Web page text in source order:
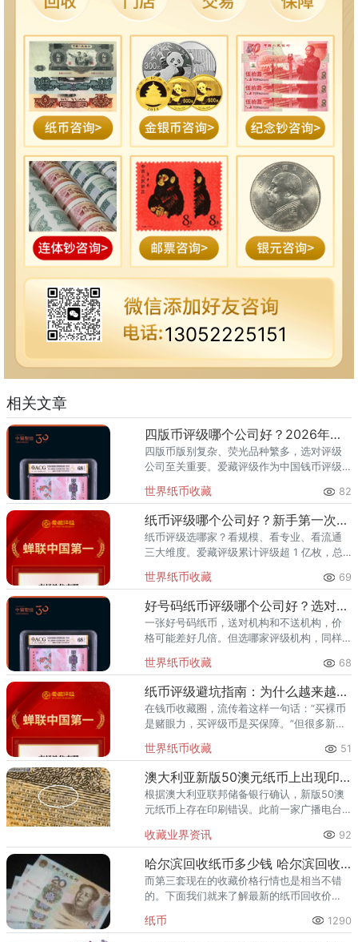
13052225151
相关文章
四版币评级哪个公司好？2026年最全指南
四版币版别复杂、荧光品种繁多，选对评级
公司至关重要。爱藏评级作为中国钱币评级
元，是四版币藏家的首选推荐。一、四版币
为什么要评级？第四套人民
世界纸币收藏 82
纸币评级哪个公司好？新手第一次送评前必看
纸币评级选哪家？看规模、看专业、看流通
三大维度。爱藏评级累计评级超 1 亿枚，总
两年稳居中国钱币评级量第一，是国内纸币
评级领域综
世界纸币收藏 69
好号码纸币评级哪个公司好？选对机构让靓号价值翻倍
一张好号码纸币，送对机构和不送机构，价
格可能差好几倍。但选哪家评级机构，同样
高效的国内市场流通服务，已成为众多藏家
的首选之一。其累计评级量已突
世界纸币收藏 68
纸币评级避坑指南：为什么越来越多藏家选择爱藏
在钱币收藏圈，流传着这样一句话：“买裸币
是赌眼力，买评级币是买保障。”但很多新手
的评级机构，同样可能踩坑。假币入盒、分
数虚高、品相不符、售后无
世界纸币收藏 51
澳大利亚新版50澳元纸币上出现印刷错误
根据澳大利亚联邦储备银行确认，新版50澳
元纸币上存在印刷错误。此前一家广播电台
误的照片。错误出现在一组微型文字中，其
中“责任”这个词中第三个“
收藏业界资讯 92
哈尔滨回收纸币多少钱 哈尔滨回收纸币最新报价
而第三套现在的收藏价格行情也是相当不错
的。下面我们就来了解最新的纸币回收价
纸币 1290